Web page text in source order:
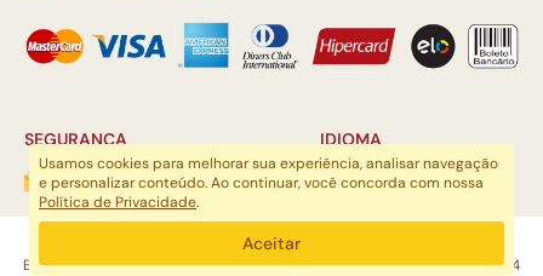
SEGURANÇA IDIOMA
ARTSOUL COMUNICAÇÃO DIGITAL LTDA | CNPJ: 29.752.781/0001-52
Escritório: Rua Quatá, 845 - Sala 2, Vila Olímpia, São Paulo, SP, 04546-044
Usamos cookies para melhorar sua experiência, analisar navegação
e personalizar conteúdo. Ao continuar, você concorda com nossa
Política de Privacidade.
Aceitar